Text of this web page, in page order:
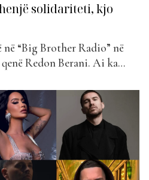
solidariteti, kjo
“Big Brother Radio” në
Redon Berani. Ai ka
ngjarjet më të bujshme të
e “Big Brother VIP